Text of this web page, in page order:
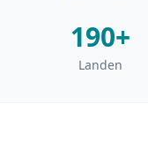
190+
Landen